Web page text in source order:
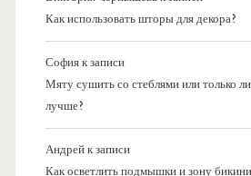
Как использовать шторы для декора?
Софияк записи
Мяту сушить со стеблями или только
лучше?
Андрейк записи
Как осветлить подмышки и зону